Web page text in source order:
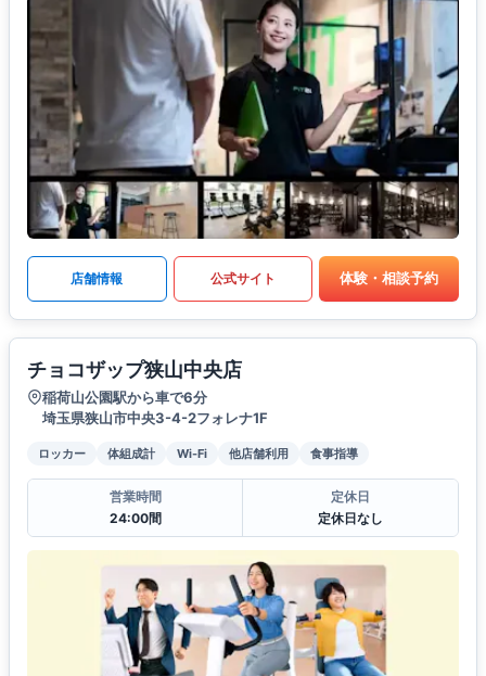
店舗情報 公式サイト 体験・相談予約
チョコザップ狭山中央店
稲荷山公園駅から車で6分
埼玉県狭山市中央3-4-2フォレナ1F
ロッカー 体組成計 Wi-Fi 他店舗利用 食事指導
営業時間
24:00間
定休日
定休日なし